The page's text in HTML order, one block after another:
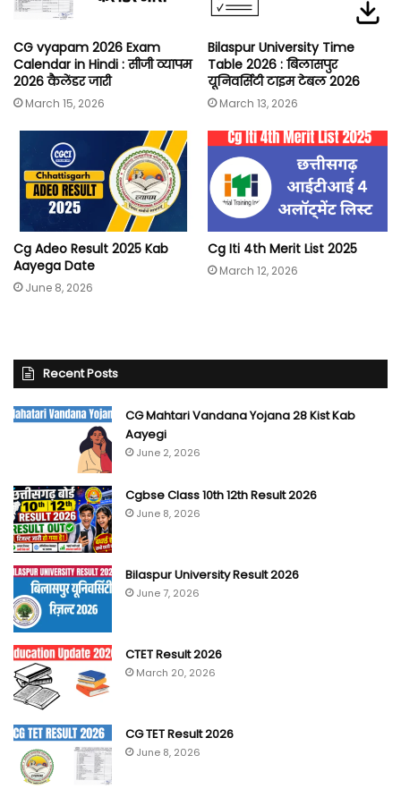
CG vyapam 2026 Exam
Calendar in Hindi : सीजी व्यापम
2026 कैलेंडर जारी
March 15, 2026
Bilaspur University Time
Table 2026 : बिलासपुर
यूनिवर्सिटी टाइम टेबल 2026
March 13, 2026
Cg Adeo Result 2025 Kab
Aayega Date
June 8, 2026
Cg Iti 4th Merit List 2025
March 12, 2026
Recent Posts
CG Mahtari Vandana Yojana 28 Kist Kab
Aayegi
June 2, 2026
Cgbse Class 10th 12th Result 2026
June 8, 2026
Bilaspur University Result 2026
June 7, 2026
CTET Result 2026
March 20, 2026
CG TET Result 2026
June 8, 2026